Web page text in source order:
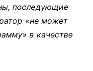
последующие
«не может
в качестве